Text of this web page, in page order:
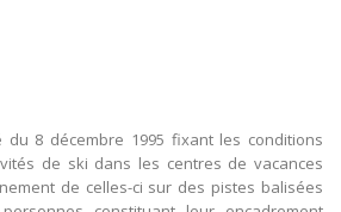
du 8 décembre 1995 fixant les conditions
de ski dans les centres de vacances
de celles-ci sur des pistes balisées